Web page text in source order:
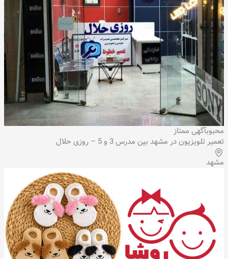
محبوبآگهی ممتاز
تعمیر تلویزیون در مشهد بین مدرس 3 و 5 – روزی حلال
مشهد